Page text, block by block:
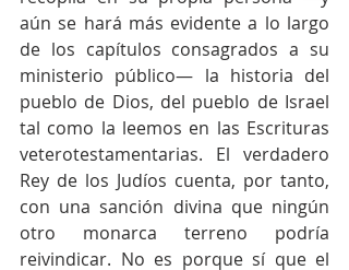
aún se hará más evidente a lo largo
de los capítulos consagrados a su
ministerio público— la historia del
pueblo de Dios, del pueblo de Israel
tal como la leemos en las Escrituras
veterotestamentarias. El verdadero
Rey de los Judíos cuenta, por tanto,
con una sanción divina que ningún
otro monarca terreno podría
reivindicar. No es porque sí que el